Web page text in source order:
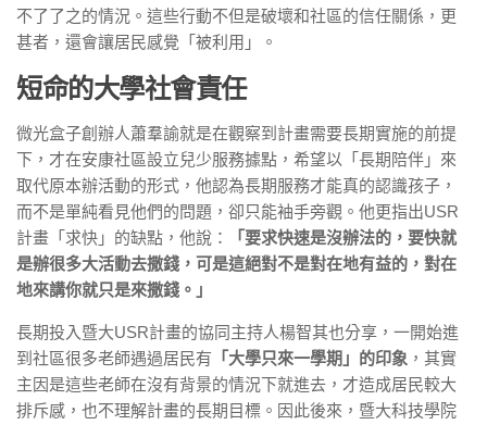
不了了之的情況。這些行動不但是破壞和社區的信任關係，更
甚者，還會讓居民感覺「被利用」。
短命的大學社會責任
微光盒子創辦人蕭羣諭就是在觀察到計畫需要長期實施的前提
下，才在安康社區設立兒少服務據點，希望以「長期陪伴」來
取代原本辦活動的形式，他認為長期服務才能真的認識孩子，
而不是單純看見他們的問題，卻只能袖手旁觀。他更指出USR
計畫「求快」的缺點，他說：
「要求快速是沒辦法的，要快就
是辦很多大活動去撒錢，可是這絕對不是對在地有益的，對在
地來講你就只是來撒錢。」
長期投入暨大USR計畫的協同主持人楊智其也分享，一開始進
到社區很多老師遇過居民有 「大學只來一學期」的印象 ，其實
主因是這些老師在沒有背景的情況下就進去，才造成居民較大
排斥感，也不理解計畫的長期目標。因此後來，暨大科技學院